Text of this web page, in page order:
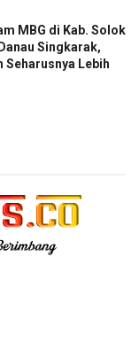
MBG di Kab. Solok
Singkarak,
Seharusnya Lebih